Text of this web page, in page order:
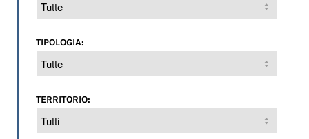
TIPOLOGIA:
TERRITORIO: